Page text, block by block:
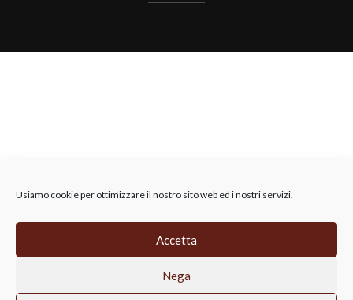
Usiamo cookie per ottimizzare il nostro sito web ed i nostri servizi.
Accetta
Nega